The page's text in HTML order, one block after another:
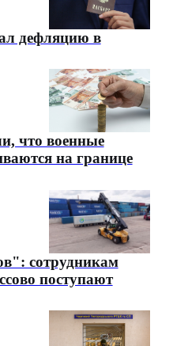
дефляцию в
что военные
на границе
сотрудникам
поступают